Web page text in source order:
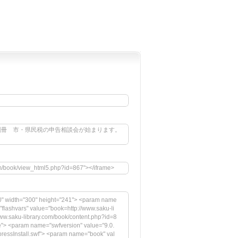
市・県民税の申告相談会が始まります。
book/view_html5.php?id=867"></iframe>
width="300" height="241"> <param name
value="book=http://www.saku-li
library.com/book/content.php?id=8
<param name="swfversion" value="9.0.
<param name="book" val